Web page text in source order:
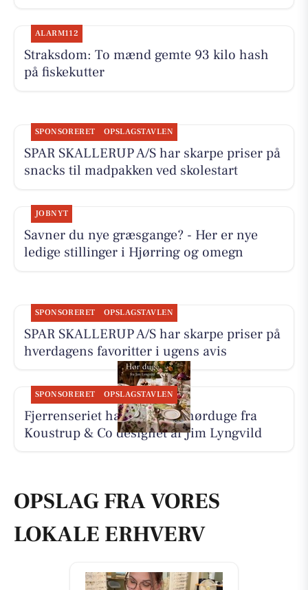
ALARM112
Straksdom: To mænd gemte 93 kilo hash
på fiskekutter
SPONSORERET OPSLAGSTAVLEN
SPAR SKALLERUP A/S har skarpe priser på
snacks til madpakken ved skolestart
JOBNYT
Savner du nye græsgange? - Her er nye
ledige stillinger i Hjørring og omegn
SPONSORERET OPSLAGSTAVLEN
SPAR SKALLERUP A/S har skarpe priser på
hverdagens favoritter i ugens avis
SPONSORERET OPSLAGSTAVLEN
Fjerrenseriet har tilbud på hørduge fra
Koustrup & Co designet af Jim Lyngvild
OPSLAG FRA VORES
LOKALE ERHVERV